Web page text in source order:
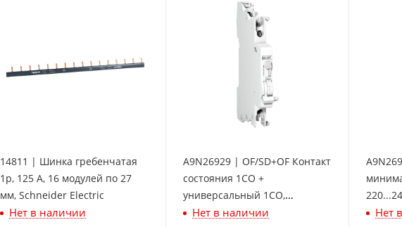
14811 | Шинка гребенчатая
1p, 125 А, 16 модулей по 27
мм, Schneider Electric
Нет в наличии
A9N26929 | OF/SD+OF Контакт
состояния 1СО +
универсальный 1СО,
Schneider Electric
Нет в наличии
Electric
Нет